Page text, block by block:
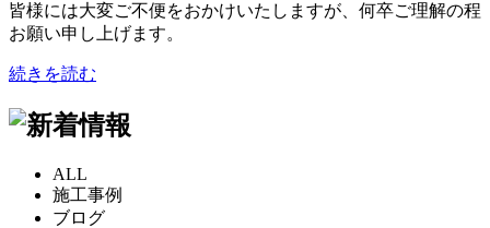
皆様には大変ご不便をおかけいたしますが、何卒ご理解の程
お願い申し上げます。
続きを読む
ALL
施工事例
ブログ